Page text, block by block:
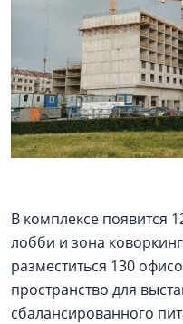
В комплексе появится
лобби и зона
разместиться 130
пространство для
сбалансированного